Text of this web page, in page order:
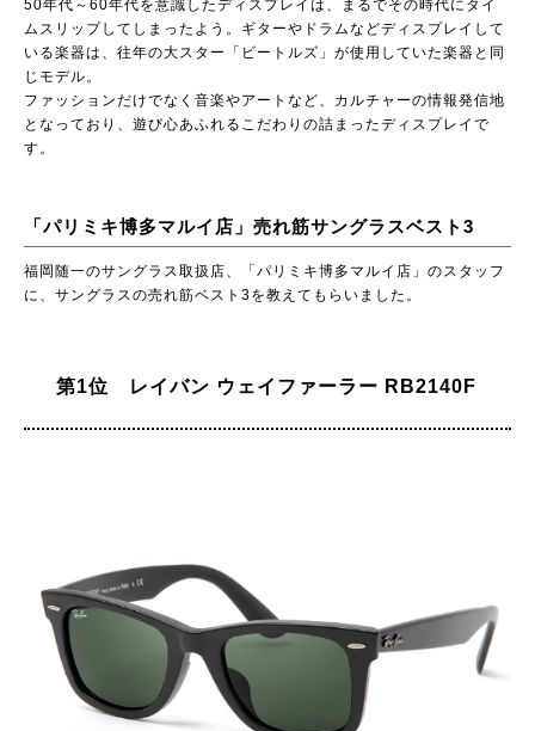
50年代～60年代を意識したディスプレイは、まるでその時代にタイ
ムスリップしてしまったよう。ギターやドラムなどディスプレイして
いる楽器は、往年の大スター「ビートルズ」が使用していた楽器と同
じモデル。
ファッションだけでなく音楽やアートなど、カルチャーの情報発信地
となっており、遊び心あふれるこだわりの詰まったディスプレイで
す。
「パリミキ博多マルイ店」売れ筋サングラスベスト3
福岡随一のサングラス取扱店、「パリミキ博多マルイ店」のスタッフ
に、サングラスの売れ筋ベスト3を教えてもらいました。
第1位 レイバン ウェイファーラー RB2140F